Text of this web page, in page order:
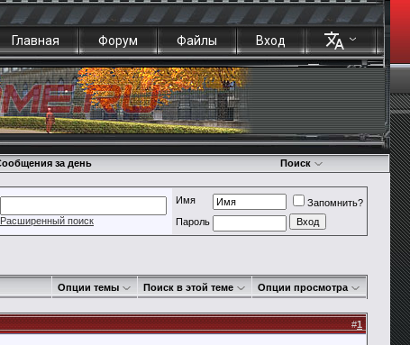
Главная Форум Файлы Вход
за день Поиск
Расширенный поиск
Имя
Запомнить?
Пароль
Опции темы Поиск в этой теме Опции просмотра
#1